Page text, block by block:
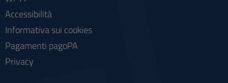
Accessibilità
Informativa sui cookies
Pagamenti pagoPA
Privacy